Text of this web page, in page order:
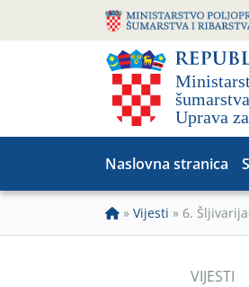
Naslovna stranica
» Vijesti » 6.
VIJESTI